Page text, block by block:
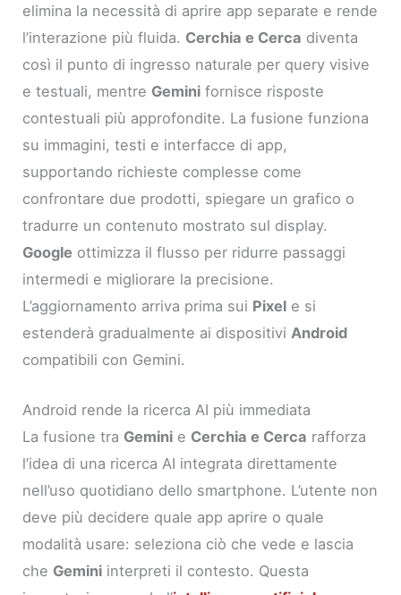
elimina la necessità di aprire app separate e rende
l’interazione più fluida. Cerchia e Cerca diventa
così il punto di ingresso naturale per query visive
e testuali, mentre Gemini fornisce risposte
contestuali più approfondite. La fusione funziona
su immagini, testi e interfacce di app,
supportando richieste complesse come
confrontare due prodotti, spiegare un grafico o
tradurre un contenuto mostrato sul display.
Google ottimizza il flusso per ridurre passaggi
intermedi e migliorare la precisione.
L’aggiornamento arriva prima sui Pixel e si
estenderà gradualmente ai dispositivi Android
compatibili con Gemini.
Android rende la ricerca AI più immediata
La fusione tra Gemini e Cerchia e Cerca rafforza
l’idea di una ricerca AI integrata direttamente
nell’uso quotidiano dello smartphone. L’utente non
deve più decidere quale app aprire o quale
modalità usare: seleziona ciò che vede e lascia
che Gemini interpreti il contesto. Questa